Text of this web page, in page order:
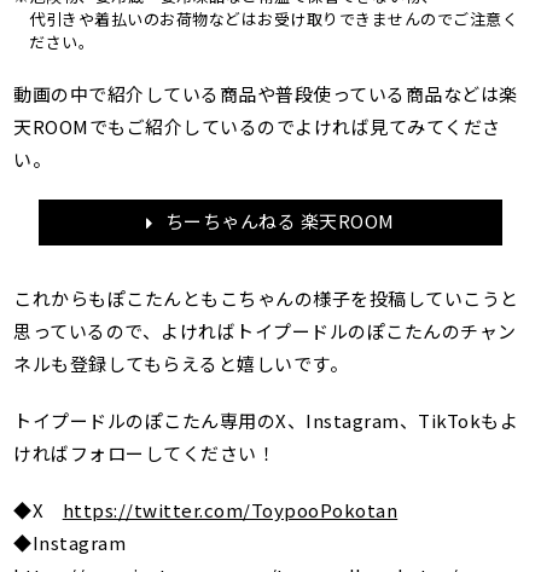
代引きや着払いのお荷物などはお受け取りできませんのでご注意く
ださい。
動画の中で紹介している商品や普段使っている商品などは楽
天ROOMでもご紹介しているのでよければ見てみてくださ
い。
ちーちゃんねる 楽天ROOM
これからもぽこたんともこちゃんの様子を投稿していこうと
思っているので、よければトイプードルのぽこたんのチャン
ネルも登録してもらえると嬉しいです。
トイプードルのぽこたん専用のX、Instagram、TikTokもよ
ければフォローしてください！
◆X https://twitter.com/ToypooPokotan
◆Instagram